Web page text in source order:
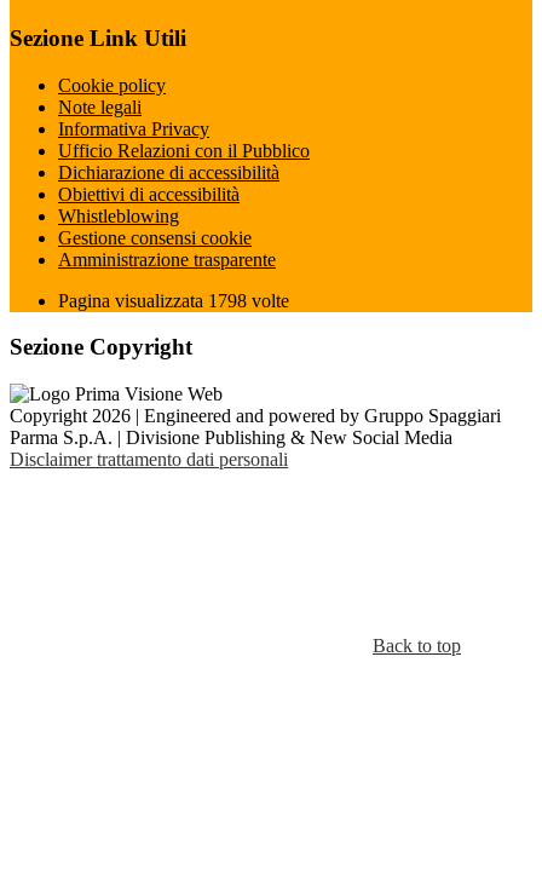
Sezione Link Utili
Cookie policy
Note legali
Informativa Privacy
Ufficio Relazioni con il Pubblico
Dichiarazione di accessibilità
Obiettivi di accessibilità
Whistleblowing
Gestione consensi cookie
Amministrazione trasparente
Pagina visualizzata 1798 volte
Sezione Copyright
Copyright 2026 | Engineered and powered by Gruppo Spaggiari
Parma S.p.A. | Divisione Publishing & New Social Media
Disclaimer trattamento dati personali
Back to top